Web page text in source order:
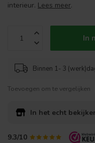
interieur. Lees meer.
In
Binnen 1- 3
Toevoegen om te vergelijken
In het echt
9.3/10